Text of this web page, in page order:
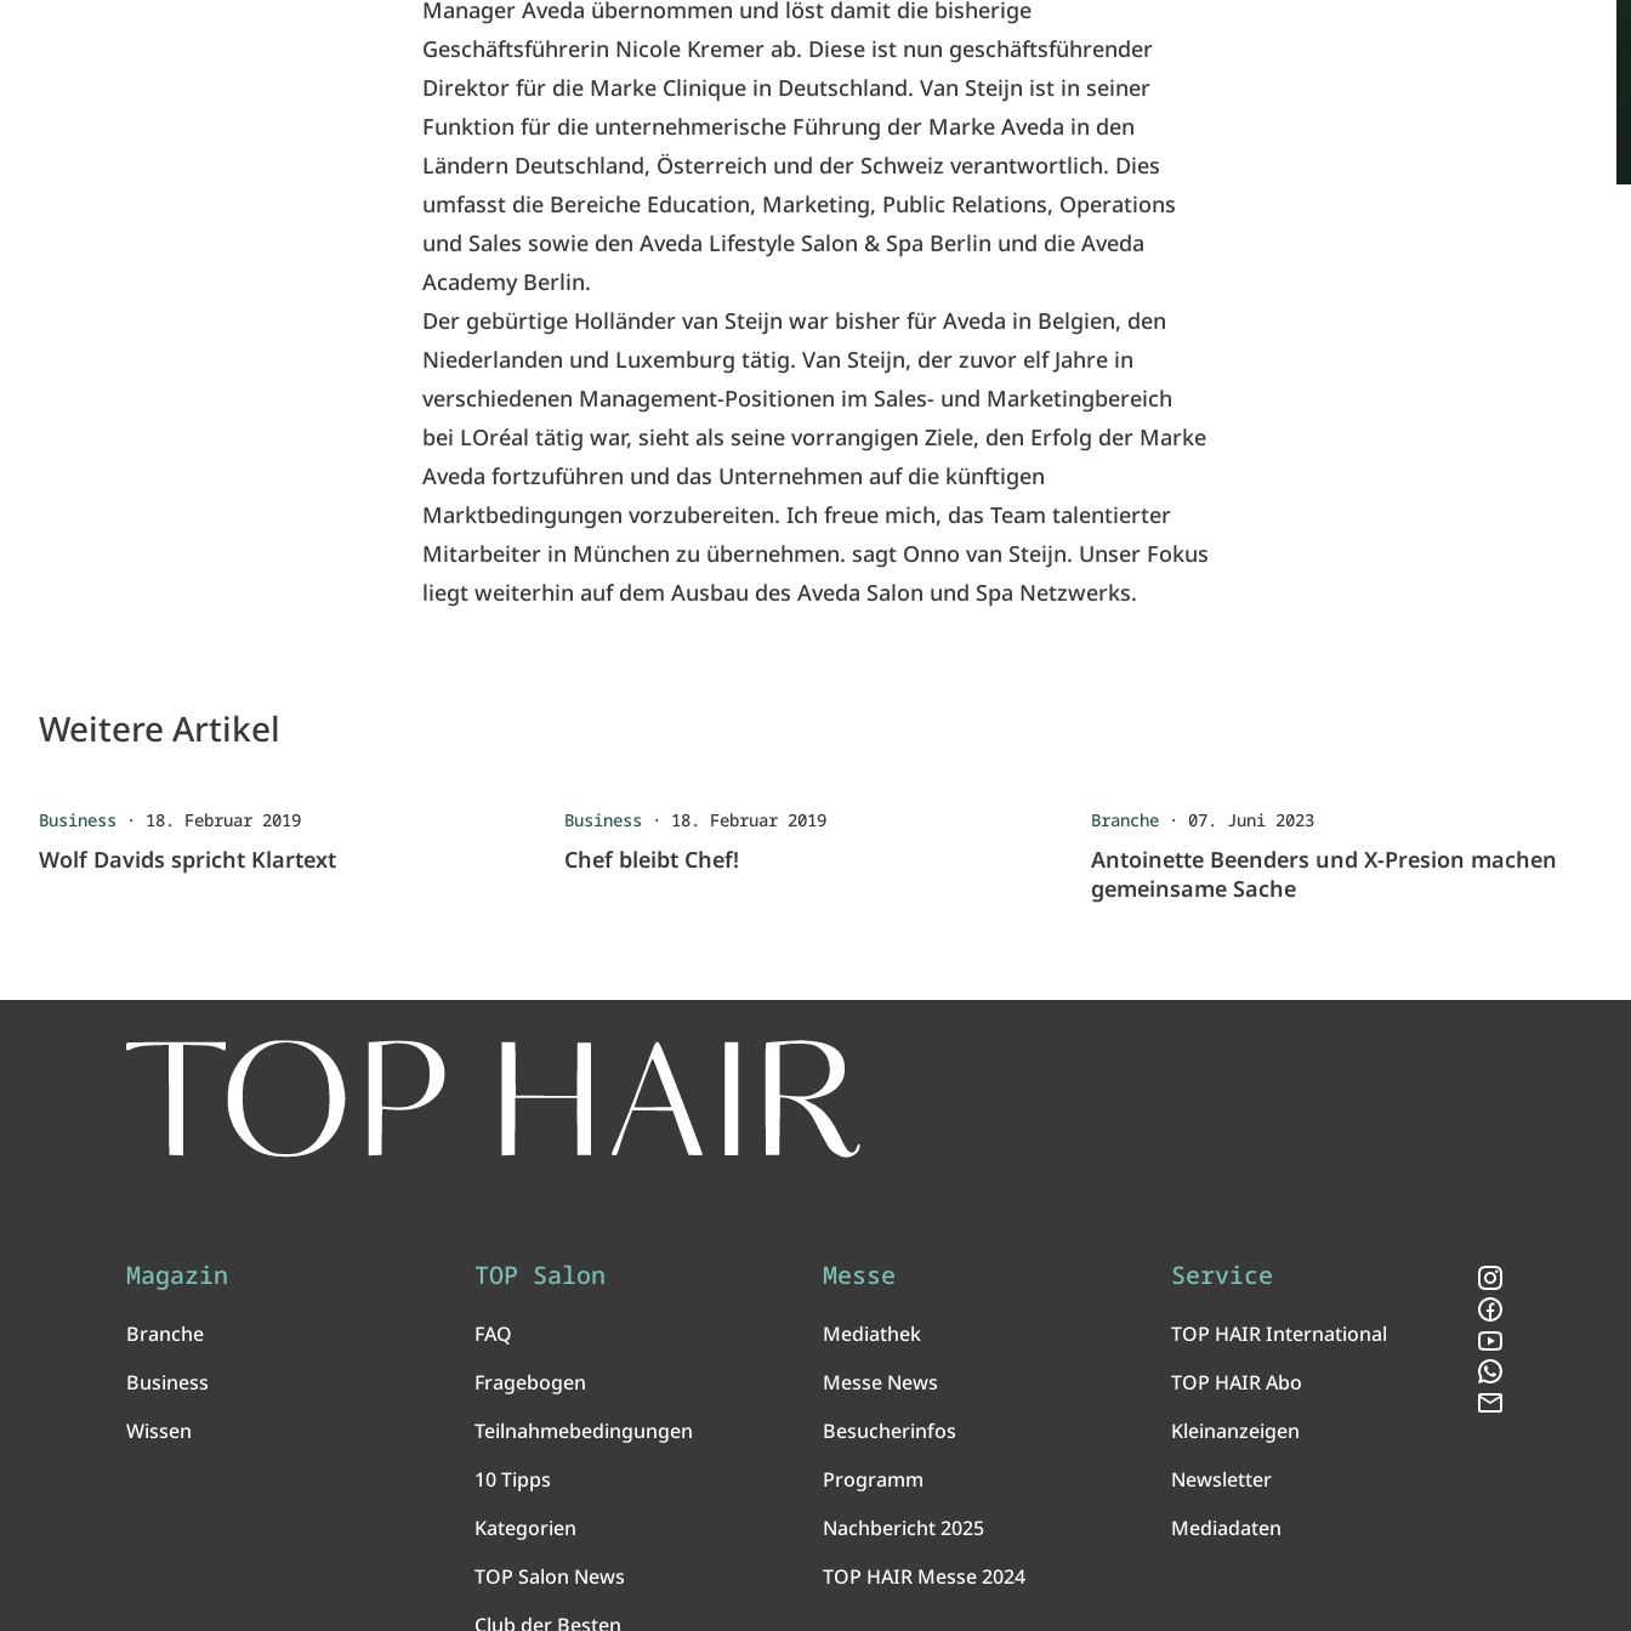
Manager Aveda übernommen und löst damit die bisherige
Geschäftsführerin Nicole Kremer ab. Diese ist nun geschäftsführender
Direktor für die Marke Clinique in Deutschland. Van Steijn ist in seiner
Funktion für die unternehmerische Führung der Marke Aveda in den
Ländern Deutschland, Österreich und der Schweiz verantwortlich. Dies
umfasst die Bereiche Education, Marketing, Public Relations, Operations
und Sales sowie den Aveda Lifestyle Salon & Spa Berlin und die Aveda
Academy Berlin.
Der gebürtige Holländer van Steijn war bisher für Aveda in Belgien, den
Niederlanden und Luxemburg tätig. Van Steijn, der zuvor elf Jahre in
verschiedenen Management-Positionen im Sales- und Marketingbereich
bei LOréal tätig war, sieht als seine vorrangigen Ziele, den Erfolg der Marke
Aveda fortzuführen und das Unternehmen auf die künftigen
Marktbedingungen vorzubereiten. Ich freue mich, das Team talentierter
Mitarbeiter in München zu übernehmen. sagt Onno van Steijn. Unser Fokus
liegt weiterhin auf dem Ausbau des Aveda Salon und Spa Netzwerks.
Weitere Artikel
Business · 18. Februar 2019
Wolf Davids spricht Klartext
Business · 18. Februar 2019
Chef bleibt Chef!
Branche· 07. Juni 2023
Antoinette Beenders und X-Presion machen
gemeinsame Sache
Magazin
Branche
Business
Wissen
TOP Salon
FAQ
Fragebogen
Teilnahmebedingungen
10 Tipps
Kategorien
TOP Salon News
Club der Besten
Messe
Mediathek
Messe News
Besucherinfos
Programm
Nachbericht 2025
TOP HAIR Messe 2024
Service
TOP HAIR International
TOP HAIR Abo
Kleinanzeigen
Newsletter
Mediadaten